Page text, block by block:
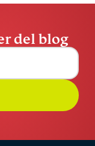
del blog